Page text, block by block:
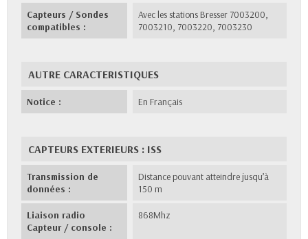
Capteurs / Sondes
compatibles :
Avec les stations Bresser 7003200,
7003210, 7003220, 7003230
AUTRE CARACTERISTIQUES
Notice : En Français
CAPTEURS EXTERIEURS : ISS
Transmission de
données :
Distance pouvant atteindre jusqu’à
150 m
Liaison radio
Capteur / console :
868Mhz